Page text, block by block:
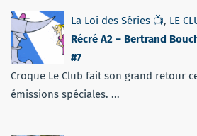
La Loi des Séries 📺, LE
Récré A2 – Bertrand
#7
Croque Le Club fait son grand retour
émissions spéciales. ...